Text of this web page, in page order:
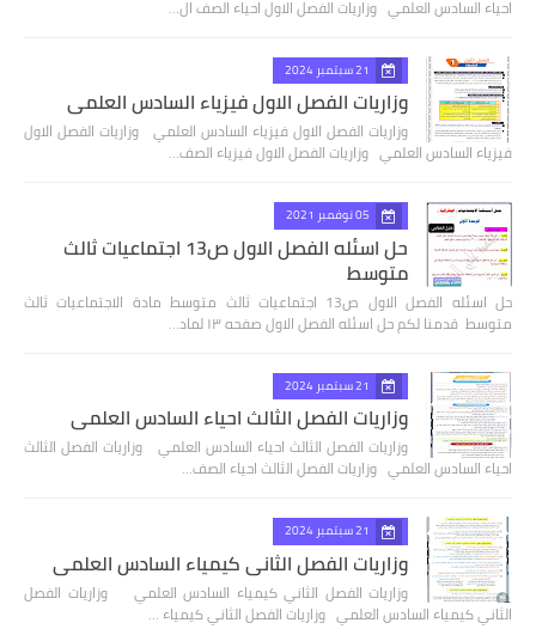
احياء السادس العلمي وزاريات الفصل الاول احياء الصف ال…
21 سبتمبر 2024
وزاريات الفصل الاول فيزياء السادس العلمي
وزاريات الفصل الاول فيزياء السادس العلمي وزاريات الفصل الاول
فيزياء السادس العلمي وزاريات الفصل الاول فيزياء الصف…
05 نوفمبر 2021
حل اسئله الفصل الاول ص13 اجتماعيات ثالث
متوسط
حل اسئله الفصل الاول ص13 اجتماعيات ثالث متوسط مادة الاجتماعيات ثالث
متوسط قدمنا لكم حل اسئله الفصل الاول صفحه ١٣ لماد…
21 سبتمبر 2024
وزاريات الفصل الثالث احياء السادس العلمي
وزاريات الفصل الثالث احياء السادس العلمي وزاريات الفصل الثالث
احياء السادس العلمي وزاريات الفصل الثالث احياء الصف…
21 سبتمبر 2024
وزاريات الفصل الثاني كيمياء السادس العلمي
وزاريات الفصل الثاني كيمياء السادس العلمي وزاريات الفصل
الثاني كيمياء السادس العلمي وزاريات الفصل الثاني كيمياء …